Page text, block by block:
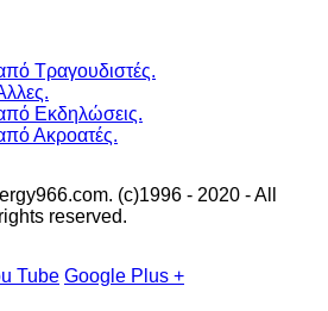
Τραγουδιστές.
Εκδηλώσεις.
Ακροατές.
(c)1996 - 2020 - All
rights reserved.
Tube Google Plus +